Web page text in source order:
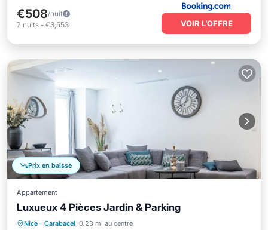
€508/nuit
7 nuits - €3,553 VOIR L’OFFRE
Prix en baisse
Appartement
Luxueux 4 Pièces Jardin & Parking
Nice · Carabacel 0.23 mi au centre
Parking Balcon/Terrasse